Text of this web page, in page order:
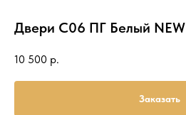
Двери С06 ПГ Белый NEW
10 500 р.
Заказать